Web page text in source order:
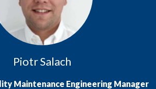
Piotr Salach
Maintenance Engineering Manager